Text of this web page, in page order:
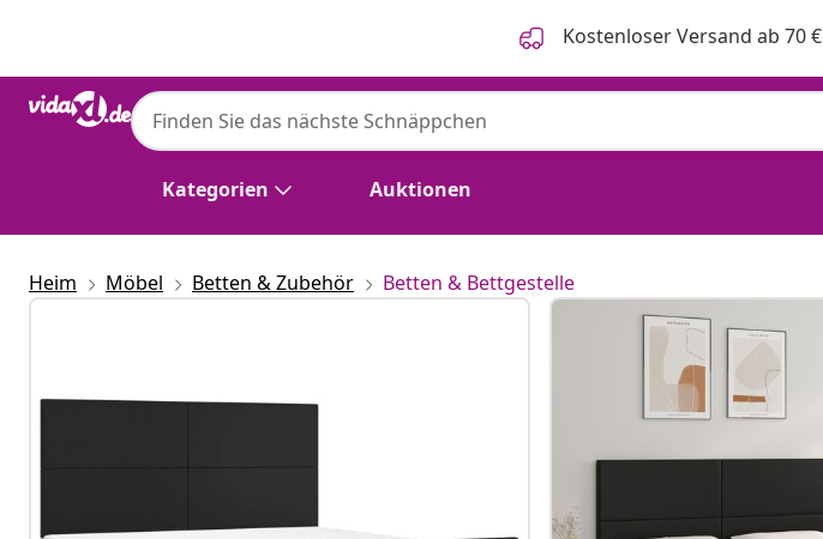
Kostenloser Versand ab 70 €
Kategorien Auktionen
Heim Möbel Betten & Zubehör Betten & Bettgestelle